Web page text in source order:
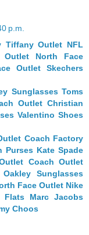
p.m.
Tiffany Outlet NFL
Outlet
North Face
Outlet
Skechers
Sunglasses Toms
Outlet Christian
Valentino Shoes
Coach Factory
Purses Kate Spade
Coach Outlet
Oakley Sunglasses
Face Outlet Nike
Flats
Marc Jacobs
Choos